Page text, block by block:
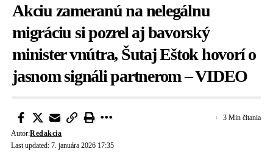
Akciu zameranú na nelegálnu
migráciu si pozrel aj bavorský
minister vnútra, Šutaj Eštok hovorí o
jasnom signáli partnerom – VIDEO
Last updated: 7. januára 2026 17:35
Autor:Redakcia
3 Min čitania